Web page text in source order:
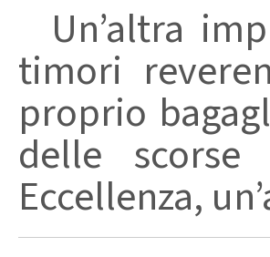
Un’altra
timori
proprio
delle
Eccellenza,